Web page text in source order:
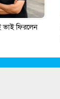
ফিরলেন